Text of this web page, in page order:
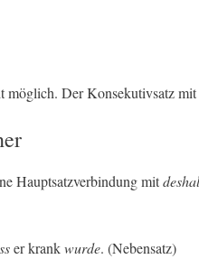
möglich. Der Konsekutivsatz mit
Hauptsatzverbindung mitd
er krankwurde. (Nebensatz)